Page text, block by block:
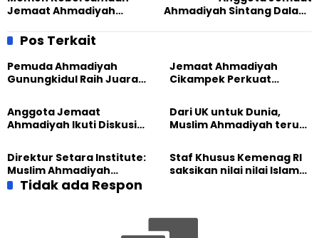
Jemaat Ahmadiyah
saat Lepas Mahasiswa
Jamiah
Ahmadiyah Sintang Dalami
Muhammad SAW
Pos Terkait
Pemuda Ahmadiyah
Gunungkidul Raih Juara
Jemaat Ahmadiyah
Cikampek Perkuat
Lewat Pengajian
Gabungan
Anggota Jemaat
Ahmadiyah Ikuti Diskusi
Dari UK untuk Dunia,
Muslim Ahmadiyah terus
Kemanusiaan Global
Direktur Setara Institute:
Muslim Ahmadiyah
membangun Perdamaian
Dunia dari “Infrastruktur
Staf Khusus Kemenag RI
saksikan nilai nilai Islam
Tidak ada Respon